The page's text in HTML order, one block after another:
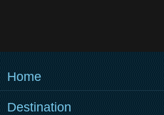
Home
Destination